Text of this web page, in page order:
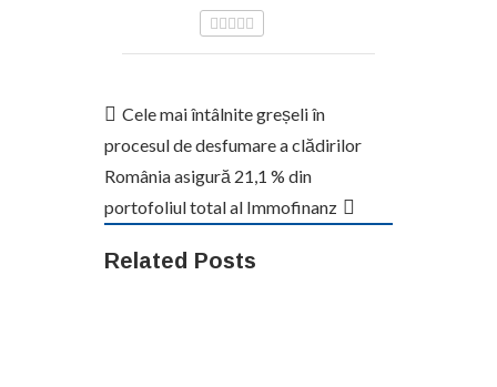
Cele mai întâlnite greșeli în
procesul de desfumare a clădirilor
România asigură 21,1 % din
portofoliul total al Immofinanz
Related Posts